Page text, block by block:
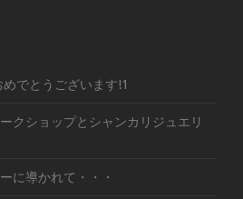
でとうございます!1
クショップとシャンカリジュエリ
に導かれて・・・